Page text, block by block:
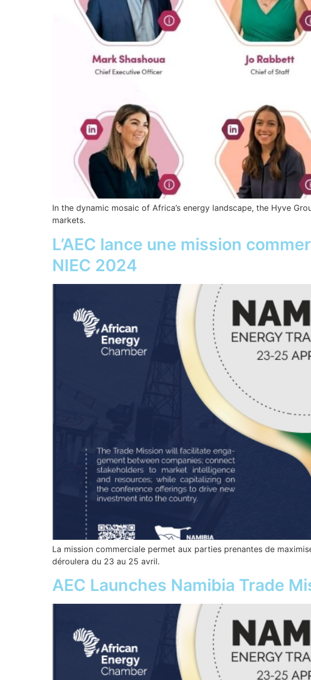
In the dynamic mosaic of Africa’s energy landscape, the Hyve
markets.
L’AEC lance une mission
NIEC 2024
La mission commerciale permet aux parties prenantes de
déroulera du 23 au 25 avril.
AEC Launches Namibia Trade